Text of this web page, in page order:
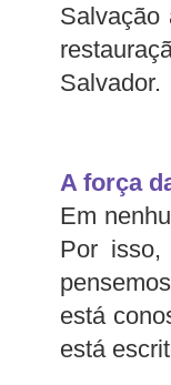
Salvação
Salvador.
A força
Em
Por isso,
está
está